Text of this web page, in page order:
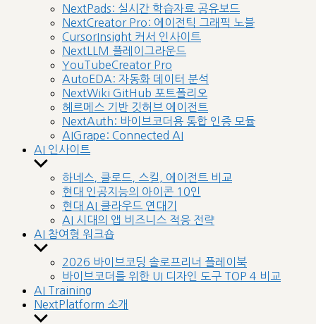
sub
menu
NextPads: 실시간 학습자료 공유보드
NextCreator Pro: 에이전틱 그래픽 노블
CursorInsight 커서 인사이트
NextLLM 플레이그라운드
YouTubeCreator Pro
AutoEDA: 자동화 데이터 분석
NextWiki GitHub 포트폴리오
헤르메스 기반 깃허브 에이전트
NextAuth: 바이브코더용 통합 인증 모듈
AIGrape: Connected AI
AI 인사이트
Show
sub
menu
하네스, 클로드, 스킬, 에이전트 비교
현대 인공지능의 아이콘 10인
현대 AI 클라우드 연대기
AI 시대의 앱 비즈니스 적응 전략
AI 참여형 워크숍
Show
sub
menu
2026 바이브코딩 솔로프리너 플레이북
바이브코더를 위한 UI 디자인 도구 TOP 4 비교
AI Training
NextPlatform 소개
Show